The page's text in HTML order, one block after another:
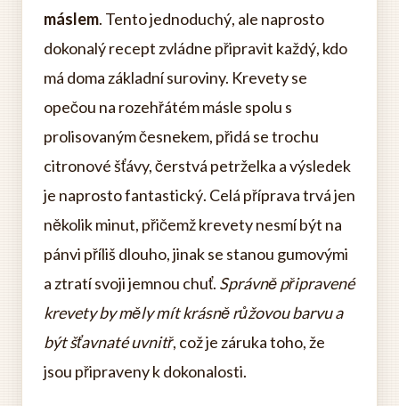
máslem. Tento jednoduchý, ale naprosto
dokonalý recept zvládne připravit každý, kdo
má doma základní suroviny. Krevety se
opečou na rozehřátém másle spolu s
prolisovaným česnekem, přidá se trochu
citronové šťávy, čerstvá petrželka a výsledek
je naprosto fantastický. Celá příprava trvá jen
několik minut, přičemž krevety nesmí být na
pánvi příliš dlouho, jinak se stanou gumovými
a ztratí svoji jemnou chuť. Správně připravené
krevety by měly mít krásně růžovou barvu a
být šťavnaté uvnitř, což je záruka toho, že
jsou připraveny k dokonalosti.